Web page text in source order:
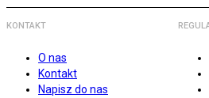
KONTAKT
O nas
Kontakt
Napisz do nas